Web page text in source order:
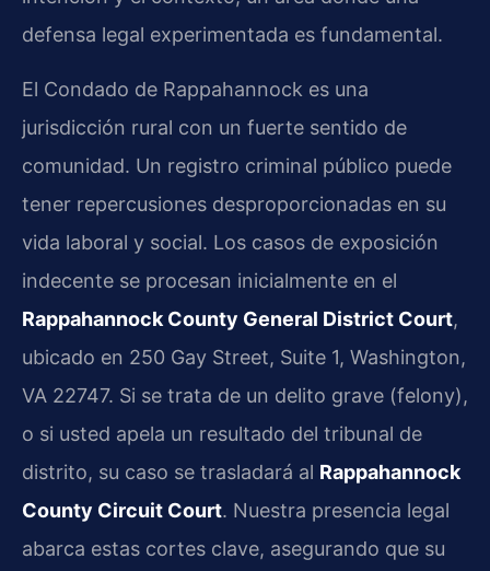
defensa legal experimentada es fundamental.
El Condado de Rappahannock es una
jurisdicción rural con un fuerte sentido de
comunidad. Un registro criminal público puede
tener repercusiones desproporcionadas en su
vida laboral y social. Los casos de exposición
indecente se procesan inicialmente en el
Rappahannock County General District Court,
ubicado en 250 Gay Street, Suite 1, Washington,
VA 22747. Si se trata de un delito grave (felony),
o si usted apela un resultado del tribunal de
distrito, su caso se trasladará al Rappahannock
County Circuit Court. Nuestra presencia legal
abarca estas cortes clave, asegurando que su